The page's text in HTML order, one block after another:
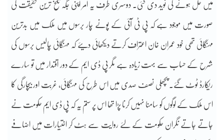
میں حل ہونے کی نوید دی گئی۔ دوسری طرف یہ امر اپنی جگہ تلخ ترین حقیقت کی
صورت میں موجود ہے کہ پی ٹی آئی کے پونے چار برسوں میں ملک میں بدترین
مہنگائی تھی خود عمران خان اعتراف کرتے دیکھائی دیئے کہ مہنگائی چالیس برسوں کی
شرح کے حساب سے بہت زیادہ ہے مگر پی ڈی ایم کے دور اقتدار میں تو سارے
ریکارڈ ٹوٹ گئے۔ پچھلی نصف صدی میں اس طرح کی مہنگائی، غربت اور بیچارگی کا
اس ملک کے لوگوں کو سامنا نہیں کرنا پڑا تھا اس پر ستم یہ کہ پی ڈی ایم حکومت نے
جاتے جاتے نگران حکومت کے لئے روایت سے ہٹ کر اختیارات میں اضافے